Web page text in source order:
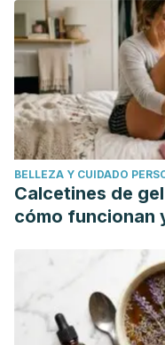
BELLEZA Y CUIDADO
Calcetines de
cómo funcionan